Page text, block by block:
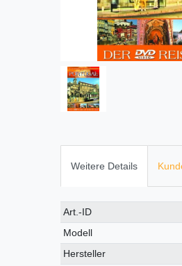
Weitere Details
Technisches
Merkmal
Wert
Art.-ID
Modell
Hersteller